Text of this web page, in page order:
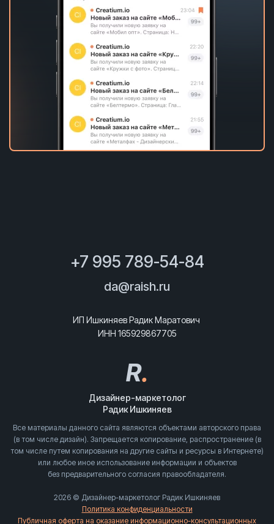
+7 995 789-54-84
da@raish.ru
ИП Ишкиняев Радик Маратович
ИНН 165929867705
R.
Дизайнер-маркетолог
Радик Ишкиняев
Все материалы данного сайта являются объектами авторского права
(в том числе дизайн). Запрещается копирование, распространение (в
том числе путем копирования на другие сайты и ресурсы в Интернете)
или любое иное использование информации и объектов
без предварительного согласия правообладателя.
2026 © Дизайнер-маркетолог Радик Ишкиняев
Политика конфиденциальности
Публичная оферта на оказание информационно-консультационных